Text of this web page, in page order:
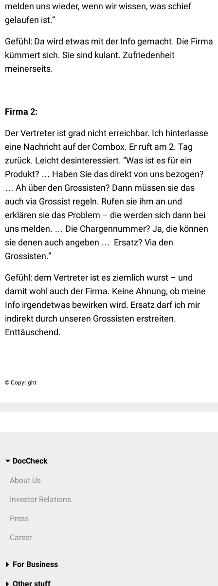
melden uns wieder, wenn wir wissen, was schief
gelaufen ist.”
Gefühl: Da wird etwas mit der Info gemacht. Die Firma
kümmert sich. Sie sind kulant. Zufriedenheit
meinerseits.
Firma 2:
Der Vertreter ist grad nicht erreichbar. Ich hinterlasse
eine Nachricht auf der Combox. Er ruft am 2. Tag
zurück. Leicht desinteressiert. “Was ist es für ein
Produkt? … Haben Sie das direkt von uns bezogen?
… Ah über den Grossisten? Dann müssen sie das
auch via Grossist regeln. Rufen sie ihm an und
erklären sie das Problem – die werden sich dann bei
uns melden. … Die Chargennummer? Ja, die können
sie denen auch angeben … Ersatz? Via den
Grossisten.”
Gefühl: dem Vertreter ist es ziemlich wurst – und
damit wohl auch der Firma. Keine Ahnung, ob meine
Info irgendetwas bewirken wird. Ersatz darf ich mir
indirekt durch unseren Grossisten erstreiten.
Enttäuschend.
© Copyright
DocCheck
About Us
Investor Relations
Press
Career
For Business
Other stuff